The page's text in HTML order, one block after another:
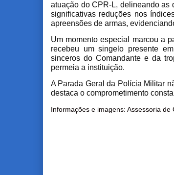
atuação do CPR-L, delineando as
significativas reduções nos
apreensões de armas,
Um momento especial marcou a
recebeu um singelo presente
sinceros do Comandante e da
permeia a instituição.
A Parada Geral da Polícia Militar
destaca o comprometimento
Informações e imagens: Assessoria de